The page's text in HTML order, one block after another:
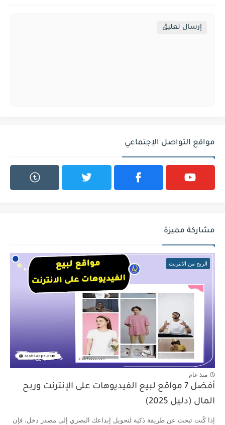
إرسال تعليق
مواقع التواصل الإجتماعي
مشاركة مميزة
الربح من الانترنت
منذ عام
أفضل 7 مواقع لبيع الفيديوهات على الإنترنت وربح
المال (دليل 2025)
إذا كُنت تبحث عن طريقة ذكية لتحويل إبداعك البصري إلى مصدر دخل، فإن